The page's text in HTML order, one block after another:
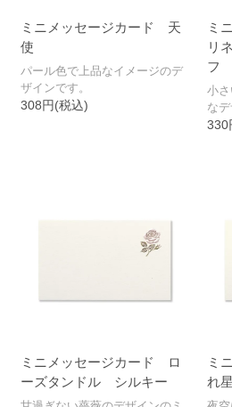
季節のカー
ギフトセッ
ポストカー
ミニメッセージカード 天
使
パール色で上品なイメージのデ
ザインです。
308円(税込)
ミ
リ
フ
小
なデ
330
ミニメッセージカード ロ
ーズタンドル シルキー
ミ
れ